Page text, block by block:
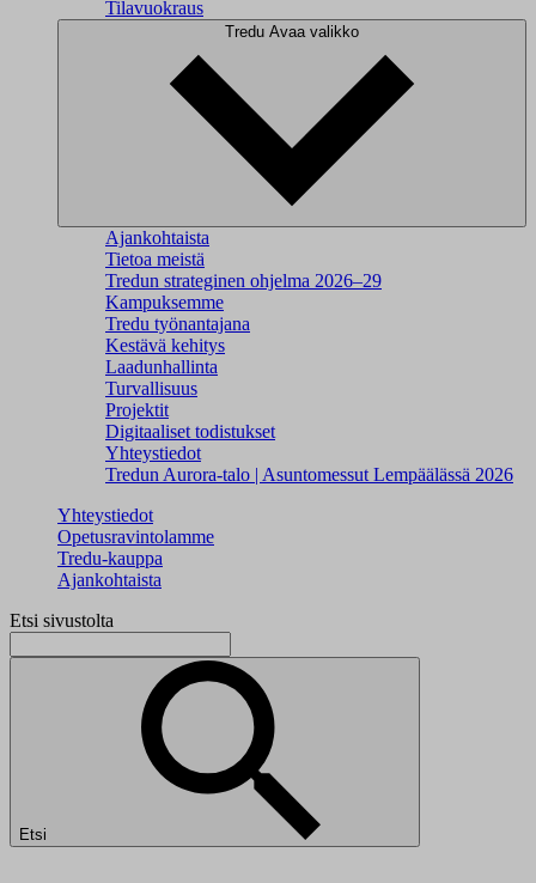
Tilavuokraus
Tredu Avaa valikko
Ajankohtaista
Tietoa meistä
Tredun strateginen ohjelma 2026–29
Kampuksemme
Tredu työnantajana
Kestävä kehitys
Laadunhallinta
Turvallisuus
Projektit
Digitaaliset todistukset
Yhteystiedot
Tredun Aurora-talo | Asuntomessut Lempäälässä 2026
Yhteystiedot
Opetusravintolamme
Tredu-kauppa
Ajankohtaista
Etsi sivustolta
Etsi